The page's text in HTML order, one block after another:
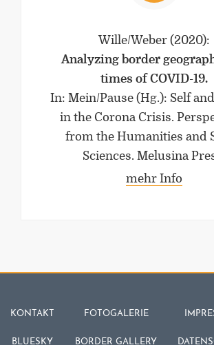
Wille/Weber (2020):
Analyzing border
times of COVID-19.
In: Mein/Pause (Hg.): Self
in the Corona Crisis.
from the Humanities and
Sciences. Melusina
mehr Info
KONTAKT
BLUESKY
FOTOGALERIE
BORDER GALLERY